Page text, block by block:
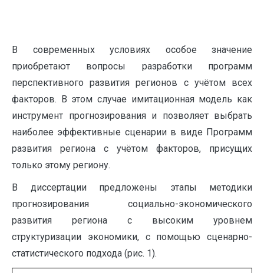
В современных условиях особое значение
приобретают вопросы разработки программ
перспективного развития регионов с учётом всех
факторов. В этом случае имитационная модель как
инструмент прогнозирования и позволяет выбрать
наиболее эффективные сценарии в виде Программ
развития региона с учётом факторов, присущих
только этому региону.
В диссертации предложены этапы методики
прогнозирования социально-экономического
развития региона с высоким уровнем
структуризации экономики, с помощью сценарно-
статистического подхода (рис. 1).